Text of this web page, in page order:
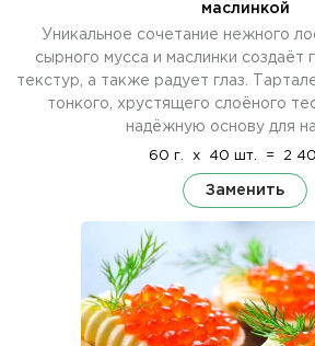
маслинкой
Уникальное сочетание нежного
сырного мусса и маслинки создаёт
текстур, а также радует глаз.
тонкого, хрустящего слоёного
надёжную основу для
60 г. x 40 шт. = 2
Заменить